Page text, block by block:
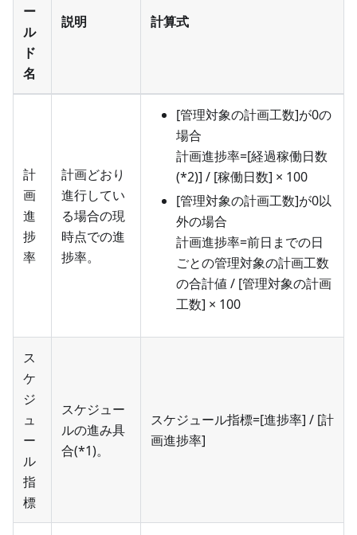
ー
ル
ド
名
説明 計算式
計
画
進
捗
率
計画どおり
進行してい
る場合の現
時点での進
捗率。
[管理対象の計画工数]が0の
場合
計画進捗率=[経過稼働日数
(*2)] / [稼働日数] × 100
[管理対象の計画工数]が0以
外の場合
計画進捗率=前日までの日
ごとの管理対象の計画工数
の合計値 / [管理対象の計画
工数] × 100
ス
ケ
ジ
ュ
ー
ル
指
標
スケジュー
ルの進み具
合(*1)。
スケジュール指標=[進捗率] / [計
画進捗率]